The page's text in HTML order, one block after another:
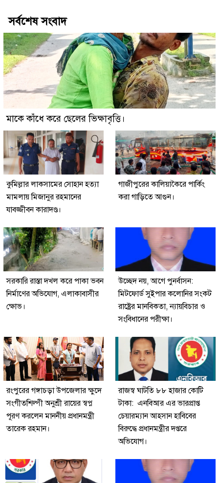
সর্বশেষ সংবাদ
মাকে কাঁধে করে ছেলের ভিক্ষাবৃত্তি।
কুমিল্লার লাকসামের সোহান হত্যা
মামলায় মিজানুর রহমানের
যাবজ্জীবন কারাদণ্ড।
গাজীপুরের কালিয়াকৈরে পার্কিং
করা গাড়িতে আগুন।
সরকারি রাস্তা দখল করে পাকা ভবন
নির্মাণের অভিযোগ, এলাকাবাসীর
ক্ষোভ।
উচ্ছেদ নয়, আগে পুনর্বাসন:
মিটফোর্ড সুইপার কলোনির সংকট
রাষ্ট্রের মানবিকতা, ন্যায়বিচার ও
সংবিধানের পরীক্ষা।
রংপুরের গঙ্গাচড়া উপজেলার ক্ষুদে
সংগীতশিল্পী অনুশ্রী রায়ের স্বপ্ন
পূরণ করলেন মাননীয় প্রধানমন্ত্রী
তারেক রহমান।
রাজস্ব ঘাটতি ৮৮ হাজার কোটি
টাকা: এনবিআর এর ভারপ্রাপ্ত
চেয়ারম্যান আহসান হাবিবের
বিরুদ্ধে প্রধানমন্ত্রীর দপ্তরে
অভিযোগ।